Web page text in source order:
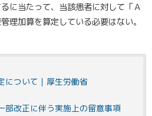
に当たって、当該患者に対して「Ａ
理加算を算定している必要はない。
について｜厚生労働省
部改正に伴う実施上の留意事項